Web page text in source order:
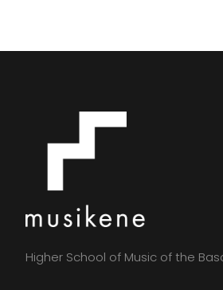
Higher School of Music of the